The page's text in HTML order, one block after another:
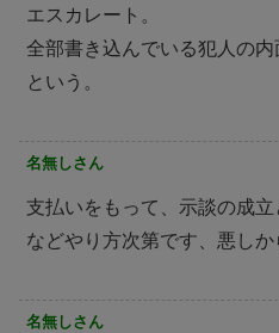
エスカレート。
全部書き込んでいる犯人の
という。
名無しさん
支払いをもって、示談の成立
などやり方次第です、悪しか
名無しさん